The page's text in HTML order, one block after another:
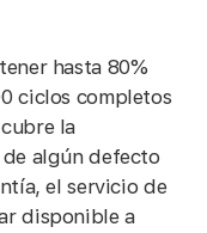
hasta 80%
ciclos completos
la
algún defecto
el servicio de
disponible a